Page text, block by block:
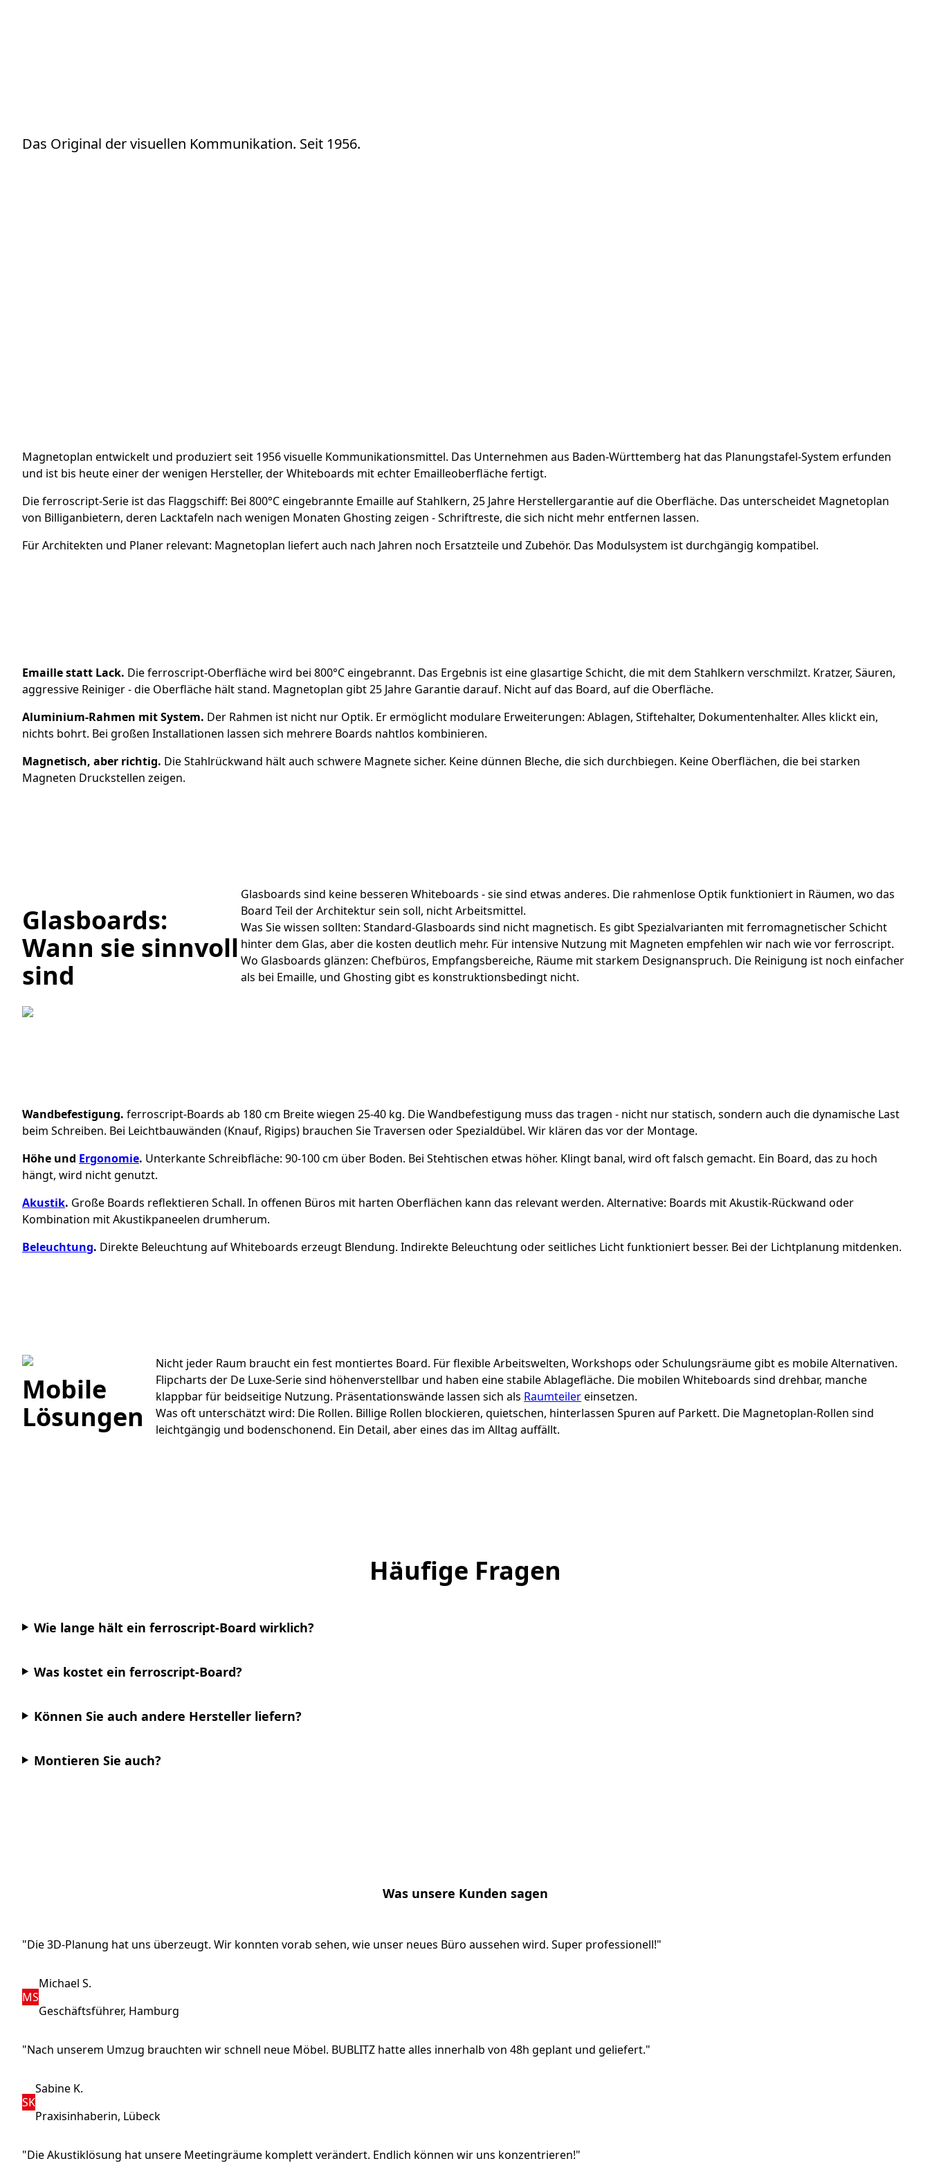
Das Original der visuellen Kommunikation. Seit 1956.
Magnetoplan entwickelt und produziert seit 1956 visuelle Kommunikationsmittel. Das Unternehmen aus Baden-Württemberg hat das Planungstafel-System erfunden
und ist bis heute einer der wenigen Hersteller, der Whiteboards mit echter Emailleoberfläche fertigt.
Die ferroscript-Serie ist das Flaggschiff: Bei 800°C eingebrannte Emaille auf Stahlkern, 25 Jahre Herstellergarantie auf die Oberfläche. Das unterscheidet Magnetoplan
von Billiganbietern, deren Lacktafeln nach wenigen Monaten Ghosting zeigen - Schriftreste, die sich nicht mehr entfernen lassen.
Für Architekten und Planer relevant: Magnetoplan liefert auch nach Jahren noch Ersatzteile und Zubehör. Das Modulsystem ist durchgängig kompatibel.
Emaille statt Lack. Die ferroscript-Oberfläche wird bei 800°C eingebrannt. Das Ergebnis ist eine glasartige Schicht, die mit dem Stahlkern verschmilzt. Kratzer, Säuren,
aggressive Reiniger - die Oberfläche hält stand. Magnetoplan gibt 25 Jahre Garantie darauf. Nicht auf das Board, auf die Oberfläche.
Aluminium-Rahmen mit System. Der Rahmen ist nicht nur Optik. Er ermöglicht modulare Erweiterungen: Ablagen, Stiftehalter, Dokumentenhalter. Alles klickt ein,
nichts bohrt. Bei großen Installationen lassen sich mehrere Boards nahtlos kombinieren.
Magnetisch, aber richtig. Die Stahlrückwand hält auch schwere Magnete sicher. Keine dünnen Bleche, die sich durchbiegen. Keine Oberflächen, die bei starken
Magneten Druckstellen zeigen.
Glasboards:
Wann sie sinnvoll
sind
Glasboards sind keine besseren Whiteboards - sie sind etwas anderes. Die rahmenlose Optik funktioniert in Räumen, wo das
Board Teil der Architektur sein soll, nicht Arbeitsmittel.
Was Sie wissen sollten: Standard-Glasboards sind nicht magnetisch. Es gibt Spezialvarianten mit ferromagnetischer Schicht
hinter dem Glas, aber die kosten deutlich mehr. Für intensive Nutzung mit Magneten empfehlen wir nach wie vor ferroscript.
Wo Glasboards glänzen: Chefbüros, Empfangsbereiche, Räume mit starkem Designanspruch. Die Reinigung ist noch einfacher
als bei Emaille, und Ghosting gibt es konstruktionsbedingt nicht.
Wandbefestigung. ferroscript-Boards ab 180 cm Breite wiegen 25-40 kg. Die Wandbefestigung muss das tragen - nicht nur statisch, sondern auch die dynamische Last
beim Schreiben. Bei Leichtbauwänden (Knauf, Rigips) brauchen Sie Traversen oder Spezialdübel. Wir klären das vor der Montage.
Höhe und Ergonomie. Unterkante Schreibfläche: 90-100 cm über Boden. Bei Stehtischen etwas höher. Klingt banal, wird oft falsch gemacht. Ein Board, das zu hoch
hängt, wird nicht genutzt.
Akustik. Große Boards reflektieren Schall. In offenen Büros mit harten Oberflächen kann das relevant werden. Alternative: Boards mit Akustik-Rückwand oder
Kombination mit Akustikpaneelen drumherum.
Beleuchtung. Direkte Beleuchtung auf Whiteboards erzeugt Blendung. Indirekte Beleuchtung oder seitliches Licht funktioniert besser. Bei der Lichtplanung mitdenken.
Mobile
Lösungen
Nicht jeder Raum braucht ein fest montiertes Board. Für flexible Arbeitswelten, Workshops oder Schulungsräume gibt es mobile Alternativen.
Flipcharts der De Luxe-Serie sind höhenverstellbar und haben eine stabile Ablagefläche. Die mobilen Whiteboards sind drehbar, manche
klappbar für beidseitige Nutzung. Präsentationswände lassen sich als Raumteilereinsetzen.
Was oft unterschätzt wird: Die Rollen. Billige Rollen blockieren, quietschen, hinterlassen Spuren auf Parkett. Die Magnetoplan-Rollen sind
leichtgängig und bodenschonend. Ein Detail, aber eines das im Alltag auffällt.
Häufige Fragen
Wie lange hält ein ferroscript-Board wirklich?
Was kostet ein ferroscript-Board?
Können Sie auch andere Hersteller liefern?
Montieren Sie auch?
Was unsere Kunden sagen
"Die 3D-Planung hat uns überzeugt. Wir konnten vorab sehen, wie unser neues Büro aussehen wird. Super professionell!"
MS
Michael S.
Geschäftsführer, Hamburg
"Nach unserem Umzug brauchten wir schnell neue Möbel. BUBLITZ hatte alles innerhalb von 48h geplant und geliefert."
SK
Sabine K.
Praxisinhaberin, Lübeck
"Die Akustiklösung hat unsere Meetingräume komplett verändert. Endlich können wir uns konzentrieren!"